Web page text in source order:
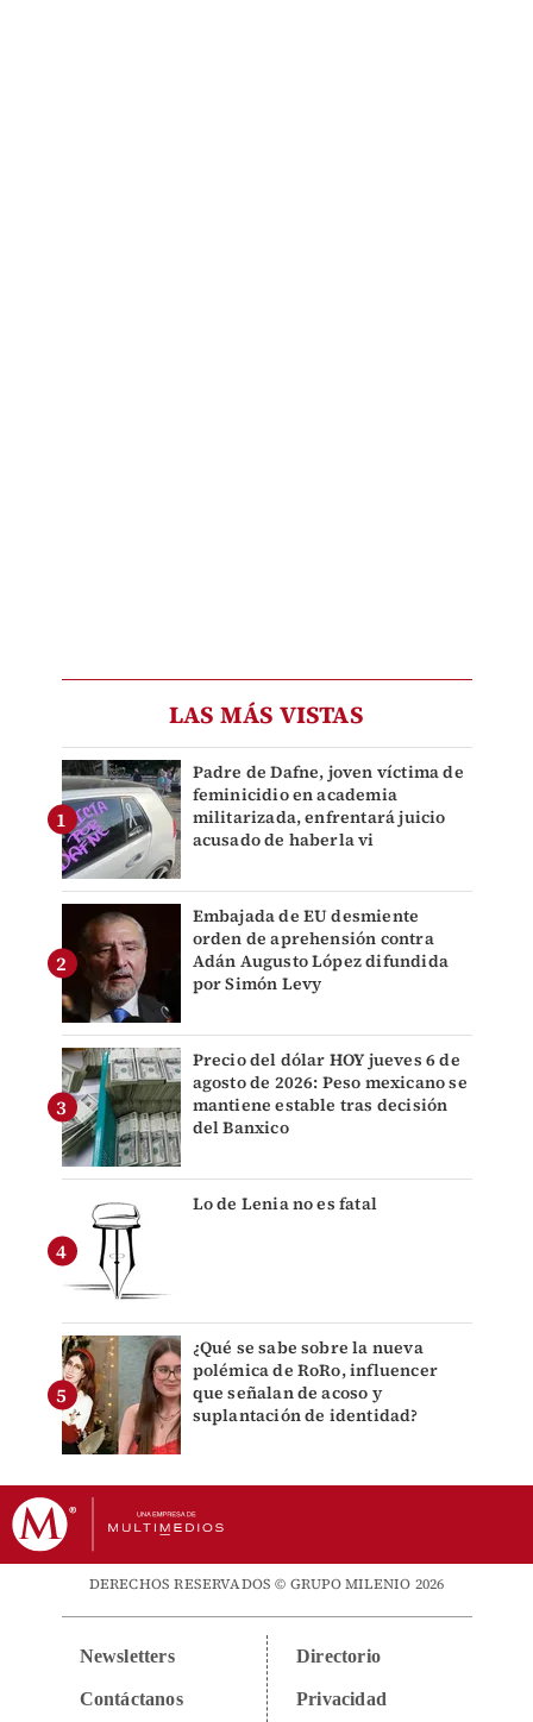
LAS MÁS VISTAS
Padre de Dafne, joven víctima de
feminicidio en academia
militarizada, enfrentará juicio
acusado de haberla vi
Embajada de EU desmiente
orden de aprehensión contra
Adán Augusto López difundida
por Simón Levy
Precio del dólar HOY jueves 6 de
agosto de 2026: Peso mexicano se
mantiene estable tras decisión
del Banxico
Lo de Lenia no es fatal
¿Qué se sabe sobre la nueva
polémica de RoRo, influencer
que señalan de acoso y
suplantación de identidad?
DERECHOS RESERVADOS © GRUPO MILENIO 2026
Newsletters
Contáctanos
Directorio
Privacidad